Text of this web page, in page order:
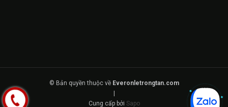
© Bản quyền thuộc về Everonletrongtan.com
Cung cấp bởi Sapo